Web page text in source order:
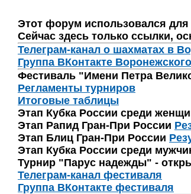
Этот форум использовался
Сейчас здесь только ссылки,
Телеграм-канал о шахматах в
Группа ВКонтакте
Фестиваль "Имени Петра
Регламенты турниров
Итоговые таблицы
Этап Кубка России среди
Этап Рапид Гран-При России
Этап Блиц Гран-При России
Этап Кубка России среди
Турнир "Парус надежды" -
Телеграм-канал фестиваля
Группа ВКонтакте фестиваля